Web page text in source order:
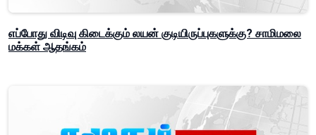
எப்போது விடிவு கிடைக்கும் லயன் குடியிருப்புகளுக்கு? சாமிமலை
மக்கள் ஆதங்கம்